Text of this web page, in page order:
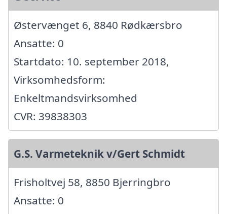
Østervænget 6, 8840 Rødkærsbro
Ansatte: 0
Startdato: 10. september 2018,
Virksomhedsform:
Enkeltmandsvirksomhed
CVR: 39838303
G.S. Varmeteknik v/Gert Schmidt
Frisholtvej 58, 8850 Bjerringbro
Ansatte: 0